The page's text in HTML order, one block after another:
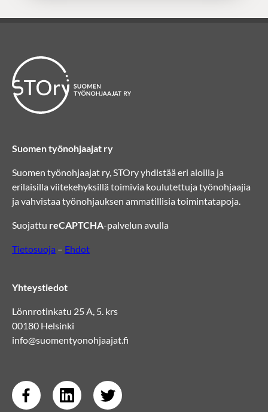
Suomen työnohjaajat ry
Suomen työnohjaajat ry, STOry yhdistää eri aloilla ja
erilaisilla viitekehyksillä toimivia koulutettuja työnohjaajia
ja vahvistaa työnohjauksen ammatillisia toimintatapoja.
Suojattu reCAPTCHA-palvelun avulla
Tietosuoja – Ehdot
Yhteystiedot
Lönnrotinkatu 25 A, 5. krs
00180 Helsinki
info@suomentyonohjaajat.fi